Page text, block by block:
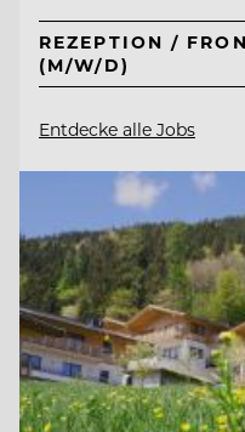
REZEPTION /
(M/W/D)
Entdecke alle Jobs